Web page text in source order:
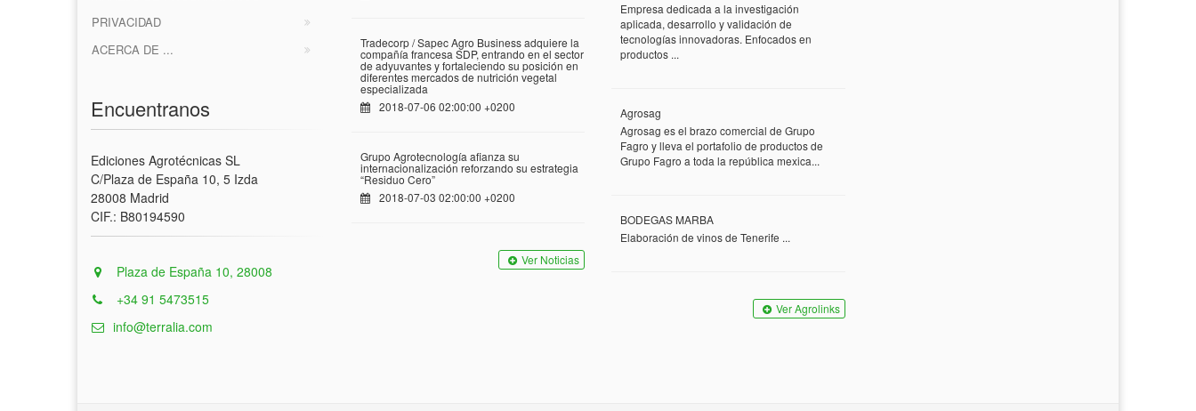
PRIVACIDAD
ACERCA DE ...
Encuentranos
Ediciones Agrotécnicas SL
C/Plaza de España 10, 5 Izda
28008 Madrid
CIF.: B80194590
Plaza de España 10, 28008
+34 91 5473515
info@terralia.com
Tradecorp / Sapec Agro Business adquiere la
compañía francesa SDP, entrando en el sector
de adyuvantes y fortaleciendo su posición en
diferentes mercados de nutrición vegetal
especializada
2018-07-06 02:00:00 +0200
Grupo Agrotecnología afianza su
internacionalización reforzando su estrategia
“Residuo Cero”
2018-07-03 02:00:00 +0200
Ver Noticias
Empresa dedicada a la investigación
aplicada, desarrollo y validación de
tecnologías innovadoras. Enfocados en
productos ...
Agrosag
Agrosag es el brazo comercial de Grupo
Fagro y lleva el portafolio de productos de
Grupo Fagro a toda la república mexica...
BODEGAS MARBA
Elaboración de vinos de Tenerife ...
Ver Agrolinks